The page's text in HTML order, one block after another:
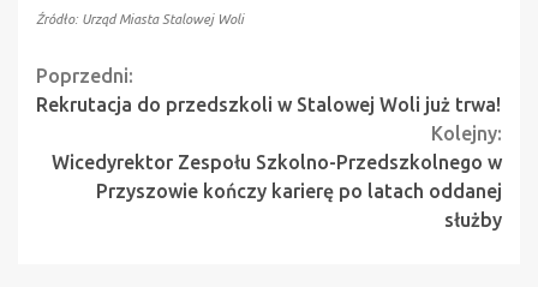
Źródło: Urząd Miasta Stalowej Woli
Continue
Reading
Poprzedni:
Rekrutacja do przedszkoli w Stalowej Woli już trwa!
Kolejny:
Wicedyrektor Zespołu Szkolno-Przedszkolnego w
Przyszowie kończy karierę po latach oddanej
służby